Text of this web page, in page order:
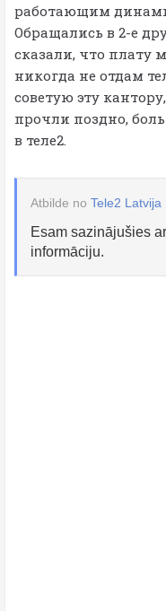
работающим
Обращались в 2-е
сказали, что плату
никогда не отдам
советую эту
прочли поздно,
в теле2.
Atbilde no Tele2 Latvija
Esam sazinājušies
informāciju.